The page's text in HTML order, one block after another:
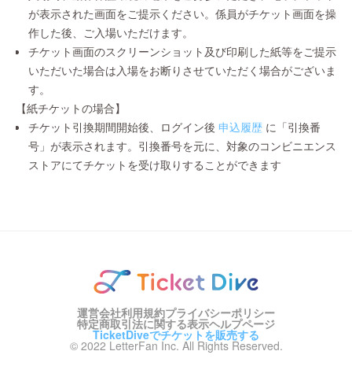
が表示された画面をご提示ください。係員がチケット画面を操
作した後、ご入場いただけます。
チケット画面のスクリーンショット及び印刷した紙等をご提示
いただいた場合は入場をお断りさせていただく場合がございま
す。
【紙チケットの場合】
チケット引換期間開始後、ログイン後 申込履歴 に「引換番
号」が表示されます。引換番号を元に、対象のコンビニエンス
ストアにてチケットを受け取りすることができます
運営会社利用規約プライバシーポリシー
特定商取引法に関する表示ヘルプページ
TicketDiveでチケットを販売する
© 2022 LetterFan Inc. All Rights Reserved.